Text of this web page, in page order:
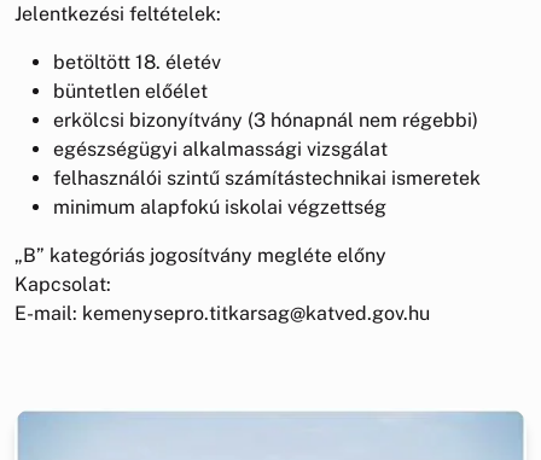
Jelentkezési feltételek:
betöltött 18. életév
büntetlen előélet
erkölcsi bizonyítvány (3 hónapnál nem régebbi)
egészségügyi alkalmassági vizsgálat
felhasználói szintű számítástechnikai ismeretek
minimum alapfokú iskolai végzettség
„B” kategóriás jogosítvány megléte előny
Kapcsolat:
E-mail: kemenysepro.titkarsag@katved.gov.hu